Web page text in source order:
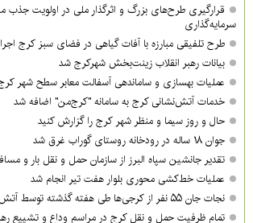
قرارگیری طرح‌های بزرگ و اثرگذار ملی در اولویت‌ جذب
سرمایه‌گذاری
طرح تلفیقی مبارزه با آفات گیاهی در فضای سبز کرج
بیانات رهبر انقلاب زینت‌بخش شهرکرج شد
عملیات بهسازی و ساماندهی آسفالت معابر سطح شهر کرج
خدمات آتش‌نشانی کرج به سامانه "کرج‌من" اضافه شد
حال و روز سیما و منظر شهر کرج را گزارش کنید
جوان ۱۸ ساله در رودخانه روستای گوراب غرق شد
تقدیر جانشین سپاه البرز از سازمان حمل و نقل بار و
عملیات خط‌کشی محوری بلوار هفت تیر انجام شد
نجات جان ۵۵ نفر از کرجی‌ها طی هفته گذشته توسط آتش‌نشانان
تمام ظرفیت حمل و نقل کرج در مراسم وداع و تشییع